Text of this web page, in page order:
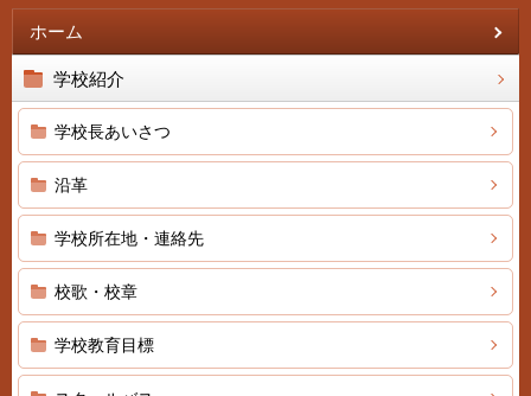
ホーム
学校紹介
学校長あいさつ
沿革
学校所在地・連絡先
校歌・校章
学校教育目標